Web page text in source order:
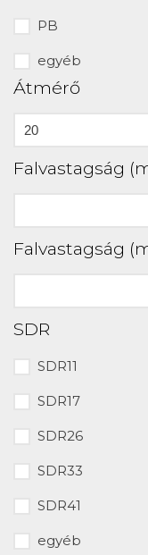
PB
egyéb
Átmérő
Falvastagság
Falvastagság
SDR
SDR11
SDR17
SDR26
SDR33
SDR41
egyéb